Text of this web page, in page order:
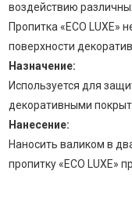
воздействию
Пропитка «ECO LUXE»
поверхности
Назначение:
Используется для
декоративными
Нанесение:
Наносить валиком в
пропитку «ECO LUXE»